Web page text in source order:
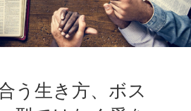
う生き方、ボス